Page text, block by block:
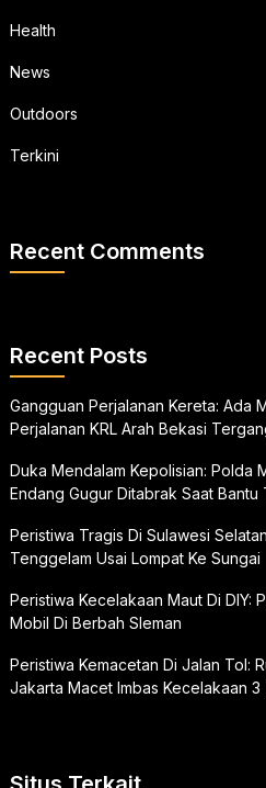
Health
News
Outdoors
Terkini
Recent Comments
Recent Posts
Gangguan Perjalanan Kereta: Ada
Perjalanan KRL Arah Bekasi
Duka Mendalam Kepolisian: Polda
Endang Gugur Ditabrak Saat
Peristiwa Tragis Di Sulawesi
Tenggelam Usai Lompat Ke Sungai
Peristiwa Kecelakaan Maut Di DIY:
Mobil Di Berbah Sleman
Peristiwa Kemacetan Di Jalan Tol:
Jakarta Macet Imbas Kecelakaan 3